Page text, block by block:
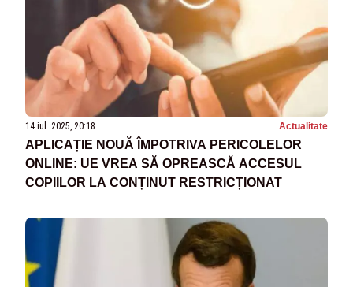
14 iul. 2025, 20:18 Actualitate
APLICAȚIE NOUĂ ÎMPOTRIVA PERICOLELOR
ONLINE: UE VREA SĂ OPREASCĂ ACCESUL
COPIILOR LA CONȚINUT RESTRICȚIONAT